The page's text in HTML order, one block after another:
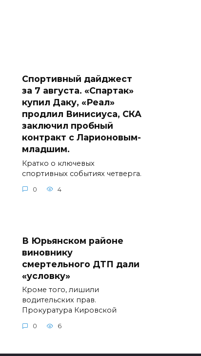
Спортивный дайджест
за 7 августа. «Спартак»
купил Даку, «Реал»
продлил Винисиуса, СКА
заключил пробный
контракт с Ларионовым-
младшим.
Кратко о ключевых
спортивных событиях четверга.
0 4
В Юрьянском районе
виновнику
смертельного ДТП дали
«условку»
Кроме того, лишили
водительских прав.
Прокуратура Кировской
0 6